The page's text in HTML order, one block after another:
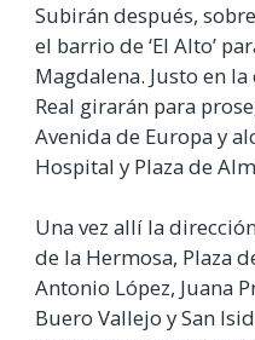
Subirán después,
el barrio de ‘El Alto’
Magdalena. Justo en
Real girarán para
Avenida de Europa y
Hospital y Plaza de
Una vez allí la
de la Hermosa, Plaza
Antonio López, Juana
Buero Vallejo y San